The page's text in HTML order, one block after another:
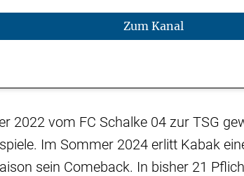
Zum Kanal
2022 vom FC Schalke 04 zur TSG
Im Sommer 2024 erlitt Kabak
sein Comeback. In bisher 21